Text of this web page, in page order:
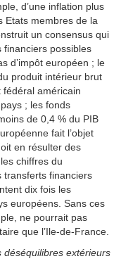
d’une inflation plus
Etats membres de la
un consensus qui
financiers possibles
d’impôt européen ; le
produit intérieur brut
américain
; les fonds
de 0,4 % du PIB
fait l’objet
en résulter des
chiffres du
transferts financiers
dix fois les
européens. Sans ces
ne pourrait pas
que l’Ile-de-France.
extérieurs